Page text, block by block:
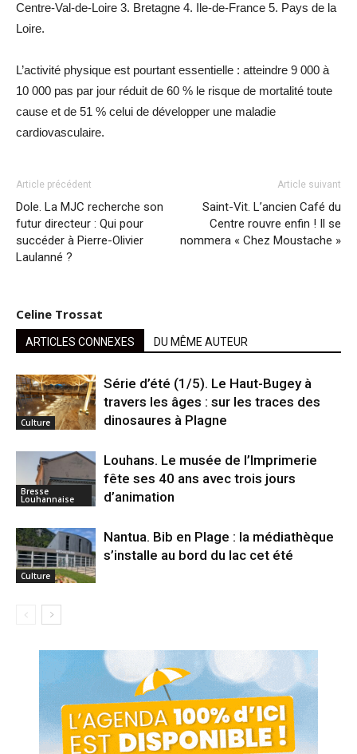
Centre-Val-de-Loire 3. Bretagne 4. Ile-de-France 5. Pays de la
Loire.
L’activité physique est pourtant essentielle : atteindre 9 000 à
10 000 pas par jour réduit de 60 % le risque de mortalité toute
cause et de 51 % celui de développer une maladie
cardiovasculaire.
Article précédent
Dole. La MJC recherche son
futur directeur : Qui pour
succéder à Pierre-Olivier
Laulanné ?
Article suivant
Saint-Vit. L’ancien Café du
Centre rouvre enfin ! Il se
nommera « Chez Moustache »
Celine Trossat
ARTICLES CONNEXES DU MÊME AUTEUR
Culture
Série d’été (1/5). Le Haut-Bugey à
travers les âges : sur les traces des
dinosaures à Plagne
Bresse
Louhannaise
Louhans. Le musée de l’Imprimerie
fête ses 40 ans avec trois jours
d’animation
Culture
Nantua. Bib en Plage : la médiathèque
s’installe au bord du lac cet été